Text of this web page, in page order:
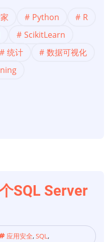
Python
R
ScikitLearn
统计
数据可视化
SQL Server
应用安全,SQL ,